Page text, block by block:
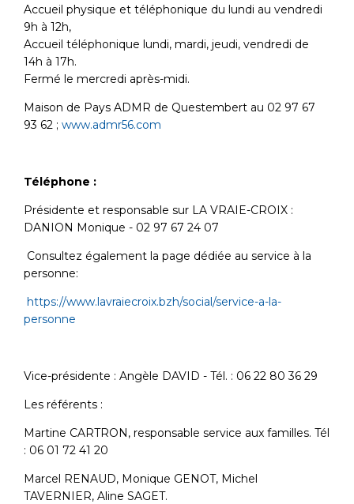
Accueil physique et téléphonique du lundi au vendredi
9h à 12h,
Accueil téléphonique lundi, mardi, jeudi, vendredi de
14h à 17h.
Fermé le mercredi après-midi.
Maison de Pays ADMR de Questembert au 02 97 67
93 62 ; www.admr56.com
Téléphone :
Présidente et responsable sur LA VRAIE-CROIX :
DANION Monique - 02 97 67 24 07
Consultez également la page dédiée au service à la
personne:
https://www.lavraiecroix.bzh/social/service-a-la-
personne
Vice-présidente : Angèle DAVID - Tél. : 06 22 80 36 29
Les référents :
Martine CARTRON, responsable service aux familles. Tél
: 06 01 72 41 20
Marcel RENAUD, Monique GENOT, Michel
TAVERNIER, Aline SAGET.